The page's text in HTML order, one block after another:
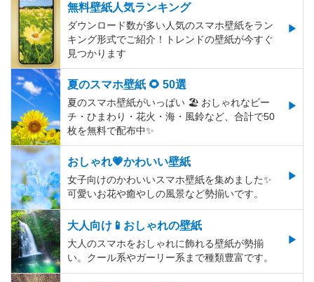
無料壁紙人気ランキング
ダウンロード数が多い人気のスマホ壁紙をラン
キング形式でご紹介！トレンドの壁紙が今すぐ
見つかります
夏のスマホ壁紙 🌻 50選
夏のスマホ壁紙がいっぱい 🏖 おしゃれなビー
チ・ひまわり・花火・海・風鈴など、合計で50
枚を無料で配布中✨
おしゃれ💗かわいい壁紙
女子向けのかわいいスマホ壁紙を集めました✨
可愛いお花や癒やしの風景など勢揃いです。
大人向け📱おしゃれの壁紙
大人のスマホをおしゃれに飾れる壁紙が勢揃
い。クール系やガーリー系まで種類豊富です。